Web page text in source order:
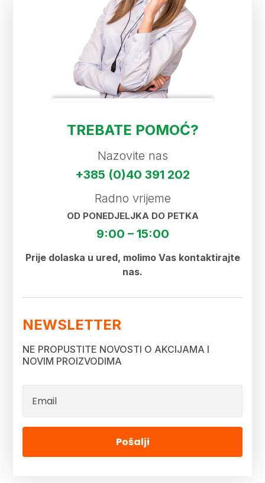
TREBATE POMOĆ?
Nazovite nas
+385 (0)40 391 202
Radno vrijeme
OD PONEDJELJKA DO PETKA
9:00 – 15:00
Prije dolaska u ured, molimo Vas kontaktirajte
nas.
NEWSLETTER
NE PROPUSTITE NOVOSTI O AKCIJAMA I
NOVIM PROIZVODIMA
Pošalji